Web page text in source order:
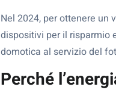
Nel 2024, per ottenere
dispositivi per il risparmio
domotica al servizio del
Perché